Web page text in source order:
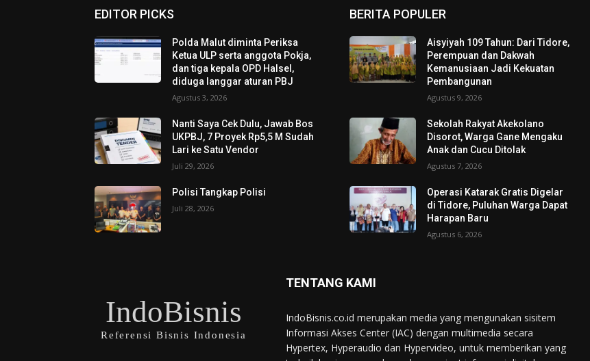
EDITOR PICKS
Polda Malut diminta Periksa
Ketua ULP serta anggota Pokja,
dan tiga kepala OPD Halsel,
diduga langgar aturan PBJ
Agustus 3, 2026
Nanti Saya Cek Dulu, Jawab Bos
UKPBJ, 7 Proyek Rp5,5 M Sudah
Lari ke Satu Vendor
Juli 29, 2026
Polisi Tangkap Polisi
Juli 28, 2026
BERITA POPULER
Aisyiyah 109 Tahun: Dari Tidore,
Perempuan dan Dakwah
Kemanusiaan Jadi Kekuatan
Pembangunan
Agustus 9, 2026
Sekolah Rakyat Akekolano
Disorot, Warga Gane Mengaku
Anak dan Cucu Ditolak
Agustus 7, 2026
Operasi Katarak Gratis Digelar
di Tidore, Puluhan Warga Dapat
Harapan Baru
Agustus 6, 2026
IndoBisnis
Referensi Bisnis Indonesia
TENTANG KAMI
IndoBisnis.co.id merupakan media yang mengunakan sisitem
Informasi Akses Center (IAC) dengan multimedia secara
Hypertex, Hyperaudio dan Hypervideo, untuk memberikan yang